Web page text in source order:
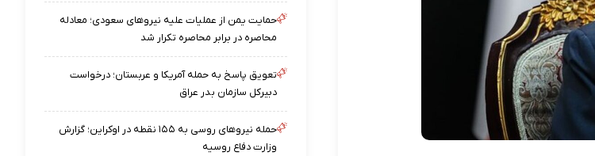
حمایت یمن از عملیات علیه نیروهای سعودی؛ معادله
محاصره در برابر محاصره تکرار شد
تعویق پاسخ به حمله آمریکا و عربستان؛ درخواست
دبیرکل سازمان بدر عراق
حمله نیروهای روسی به ۱۵۵ نقطه در اوکراین؛ گزارش
وزارت دفاع روسیه